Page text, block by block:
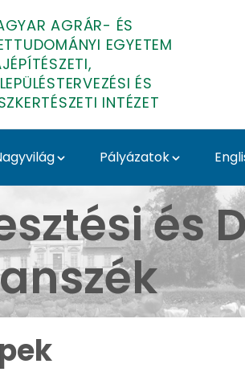
AGRÁR- ÉS
EGYETEM
ÉS
INTÉZET
Pályázatok
-
és